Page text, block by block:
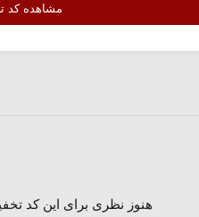
مشاهده کد
هنوز نظری برای این کد